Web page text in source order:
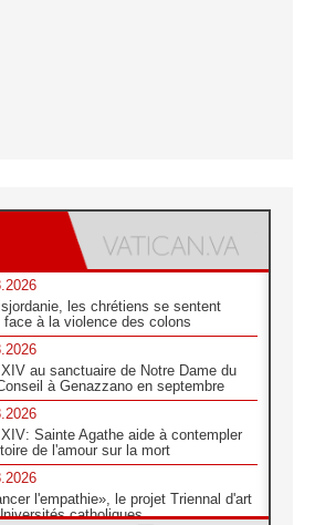
les chrétiens se sentent
face à la violence des colons
XIV au sanctuaire de Notre Dame du
à Genazzano en septembre
XIV: Sainte Agathe aide à contempler
de l'amour sur la mort
l'empathie», le projet Triennal d'art
catholiques